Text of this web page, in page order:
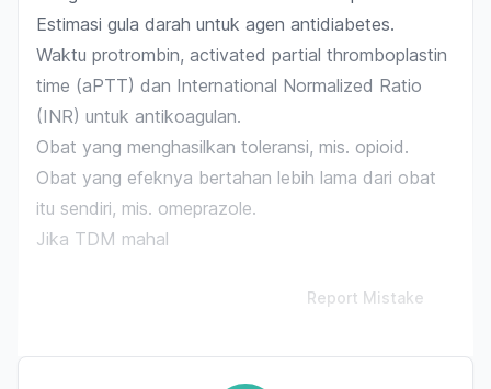
Estimasi gula darah untuk agen antidiabetes.
Waktu protrombin, activated partial thromboplastin
time (aPTT) dan International Normalized Ratio
(INR) untuk antikoagulan.
Obat yang menghasilkan toleransi, mis. opioid.
Obat yang efeknya bertahan lebih lama dari obat
itu sendiri, mis. omeprazole.
Jika TDM mahal
Report Mistake